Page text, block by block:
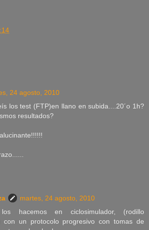
24 agosto, 2010
los test (FTP)en llano en subida....20´o 1h?
resultados?
martes, 24 agosto, 2010
hacemos en ciclosimulador, (rodillo
con un protocolo progresivo con tomas de